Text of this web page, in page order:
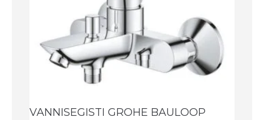
VANNISEGISTI GROHE BAULOOP